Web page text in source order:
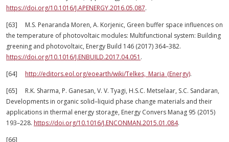
https://doi.org/10.1016/J.APENERGY.2016.05.087.
[63] M.S. Penaranda Moren, A. Korjenic, Green buffer space influences on
the temperature of photovoltaic modules: Multifunctional system: Building
greening and photovoltaic, Energy Build 146 (2017) 364–382.
https://doi.org/10.1016/J.ENBUILD.2017.04.051 .
[64] http://editors.eol.org/eoearth/wiki/Telkes,_Maria_(Energy).
[65] R.K. Sharma, P. Ganesan, V. V. Tyagi, H.S.C. Metselaar, S.C. Sandaran,
Developments in organic solid–liquid phase change materials and their
applications in thermal energy storage, Energy Convers Manag 95 (2015)
193–228. https://doi.org/10.1016/J.ENCONMAN.2015.01.084.
[66]